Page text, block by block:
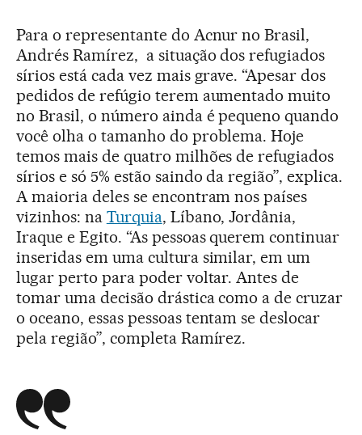
Para o representante do Acnur no Brasil,
Andrés Ramírez, a situação dos refugiados
sírios está cada vez mais grave. “Apesar dos
pedidos de refúgio terem aumentado muito
no Brasil, o número ainda é pequeno quando
você olha o tamanho do problema. Hoje
temos mais de quatro milhões de refugiados
sírios e só 5% estão saindo da região”, explica.
A maioria deles se encontram nos países
vizinhos: na Turquia, Líbano, Jordânia,
Iraque e Egito. “As pessoas querem continuar
inseridas em uma cultura similar, em um
lugar perto para poder voltar. Antes de
tomar uma decisão drástica como a de cruzar
o oceano, essas pessoas tentam se deslocar
pela região”, completa Ramírez.